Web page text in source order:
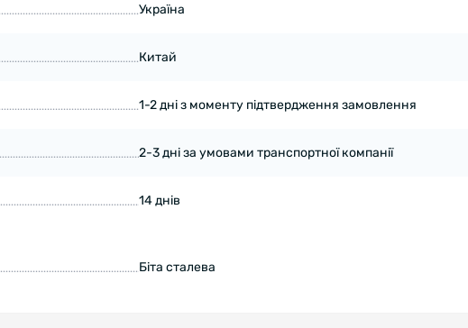
Україна
Китай
1-2 дні з моменту підтвердження замовлення
2-3 дні за умовами транспортної компанії
14 днів
Біта сталева